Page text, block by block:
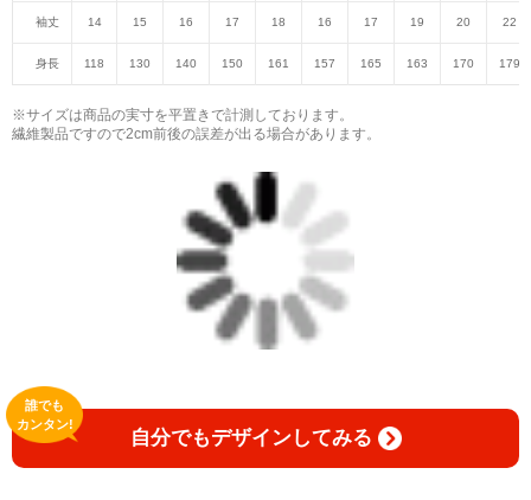
袖丈 14 15 16 17 18 16 17 19 20 22
身長 118 130 140 150 161 157 165 163 170 179
※サイズは商品の実寸を平置きで計測しております。
繊維製品ですので2cm前後の誤差が出る場合があります。
自分でもデザインしてみる
誰でも
カンタン!